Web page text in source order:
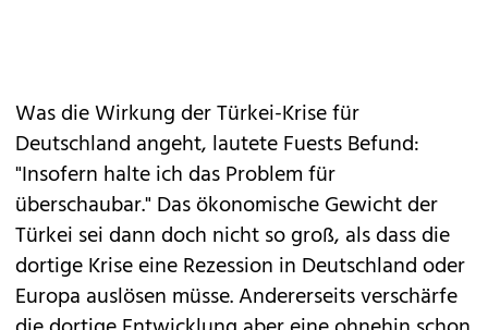
Was die Wirkung der Türkei-Krise für
Deutschland angeht, lautete Fuests Befund:
"Insofern halte ich das Problem für
überschaubar." Das ökonomische Gewicht der
Türkei sei dann doch nicht so groß, als dass die
dortige Krise eine Rezession in Deutschland oder
Europa auslösen müsse. Andererseits verschärfe